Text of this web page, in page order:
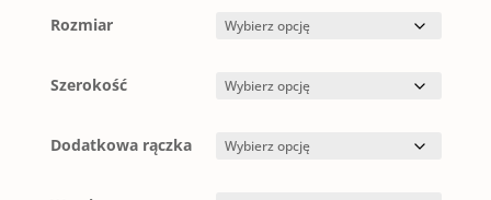
90,00 zł
130,00 zł
Rozmiar
Szerokość
Dodatkowa rączka